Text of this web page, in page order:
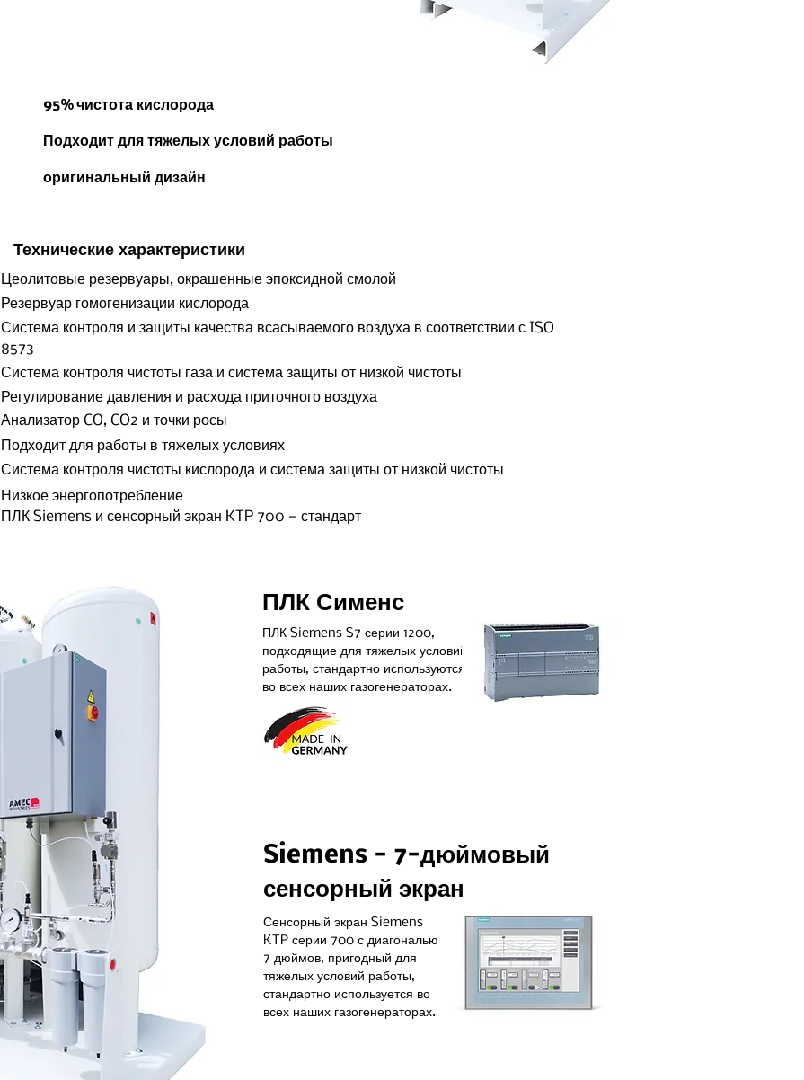
95% чистота кислорода
Подходит для тяжелых условий работы
оригинальный дизайн
Технические характеристики
Цеолитовые резервуары, окрашенные эпоксидной смолой
Резервуар гомогенизации кислорода
Система контроля и защиты качества всасываемого воздуха в соответствии с ISO
8573
Система контроля чистоты газа и система защиты от низкой чистоты
Регулирование давления и расхода приточного воздуха
Анализатор CO, CO2 и точки росы
Подходит для работы в тяжелых условиях
Система контроля чистоты кислорода и система защиты от низкой чистоты
Низкое энергопотребление
ПЛК Siemens и сенсорный экран KTP 700 — стандарт
ПЛК Сименс
ПЛК Siemens S7 серии 1200,
подходящие для тяжелых условий
работы, стандартно используются
во всех наших газогенераторах.
Siemens - 7-дюймовый
сенсорный экран
Сенсорный экран Siemens
KTP серии 700 с диагональю
7 дюймов, пригодный для
тяжелых условий работы,
стандартно используется во
всех наших газогенераторах.